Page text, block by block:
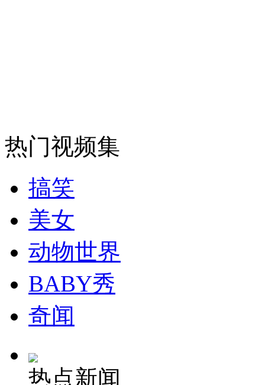
纽约上演“枕头大战”
司机酒驾遇交警 急速倒车逃窜
热门视频集
搞笑
美女
动物世界
BABY秀
奇闻
热点新闻